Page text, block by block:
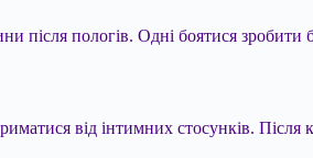
після пологів. Одні боятися
від інтимних стосунків.